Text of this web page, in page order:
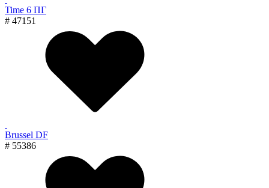
Time 6 ПГ
# 47151
Brussel DF
# 55386